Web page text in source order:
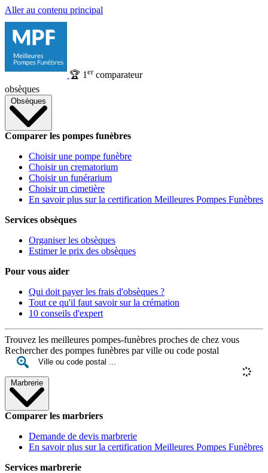
Aller au contenu principal
🏆 1 ercomparateur
obsèques
Obsèques
Comparer les pompes funèbres
Choisir une pompe funèbre
Choisir un crematorium
Choisir un funérarium
Choisir un cimetière
En savoir plus sur la certification Meilleures Pompes Funèbres
Services obsèques
Organiser les obsèques
Estimer le prix des obsèques
Pour vous aider
Qui doit payer les frais d'obsèques ?
Tout ce qu'il faut savoir sur la crémation
10 conseils d'expert
Trouvez les meilleures pompes-funèbres proches de chez vous
Rechercher des pompes funèbres par ville ou code postal
Marbrerie
Comparer les marbriers
Demande de devis marbrerie
En savoir plus sur la certification Meilleures Pompes Funèbres
Services marbrerie